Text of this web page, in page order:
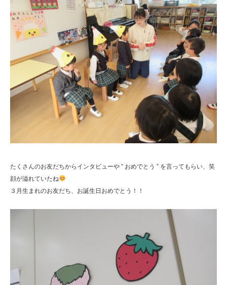
たくさんのお友だちからインタビューや ” おめでとう ” を言ってもらい、笑
顔が溢れていたね
３月生まれのお友だち、お誕生日おめでとう！！